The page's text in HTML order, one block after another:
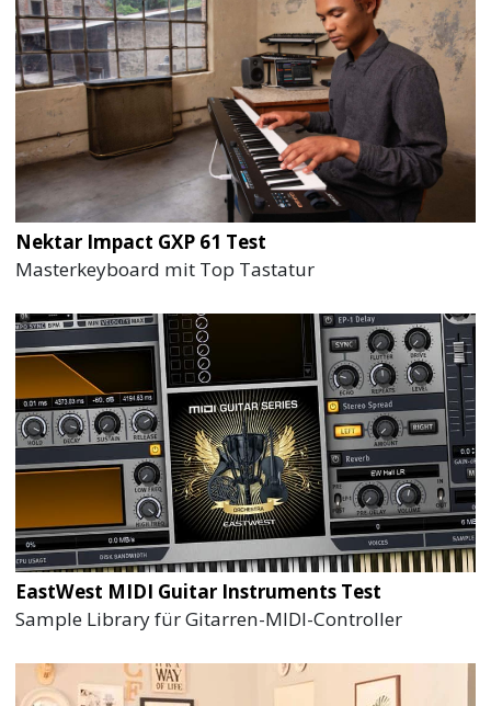
Nektar Impact GXP 61 Test
Masterkeyboard mit Top Tastatur
EastWest MIDI Guitar Instruments Test
Sample Library für Gitarren-MIDI-Controller